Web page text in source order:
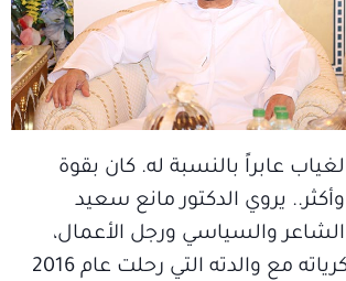
عابراً بالنسبة له. كان بقوة
يروي الدكتور مانع سعيد
الشاعر والسياسي ورجل الأعمال،
بعض ذكرياته مع والدته التي رحلت عام 2016